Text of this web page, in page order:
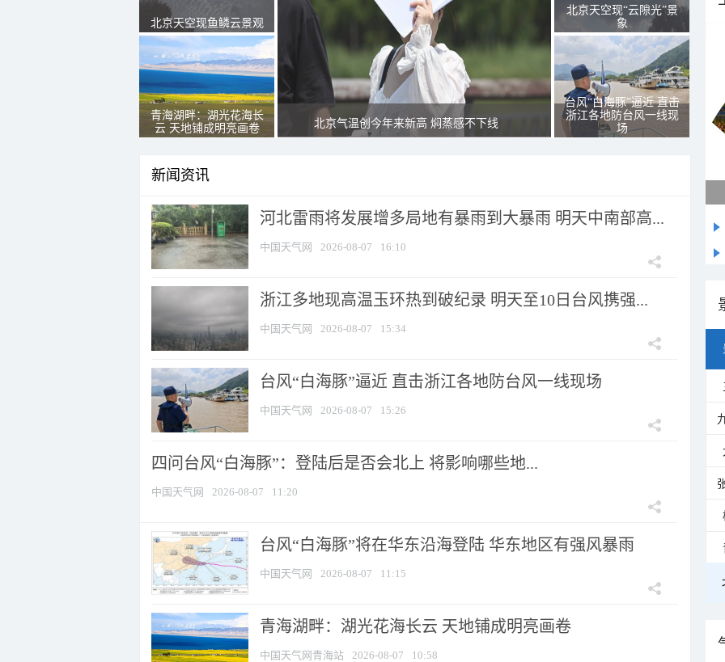
北京天空现鱼鳞云景观
青海湖畔：湖光花海长
云 天地铺成明亮画卷
北京气温创今年来新高 焖蒸感不下线
北京天空现“云隙光”景
象
台风“白海豚”逼近 直击
浙江各地防台风一线现
场
新闻资讯
河北雷雨将发展增多局地有暴雨到大暴雨 明天中南部高...
中国天气网 2026-08-07 16:10
浙江多地现高温玉环热到破纪录 明天至10日台风携强...
中国天气网 2026-08-07 15:34
台风“白海豚”逼近 直击浙江各地防台风一线现场
中国天气网 2026-08-07 15:26
四问台风“白海豚”：登陆后是否会北上 将影响哪些地...
中国天气网 2026-08-07 11:20
台风“白海豚”将在华东沿海登陆 华东地区有强风暴雨
中国天气网 2026-08-07 11:15
青海湖畔：湖光花海长云 天地铺成明亮画卷
中国天气网青海站 2026-08-07 10:58